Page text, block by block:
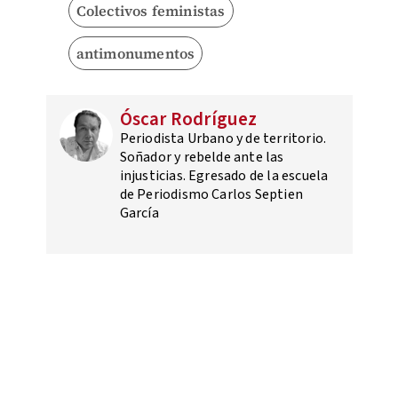
Colectivos feministas
antimonumentos
Óscar Rodríguez
Periodista Urbano y de territorio.
Soñador y rebelde ante las
injusticias. Egresado de la escuela
de Periodismo Carlos Septien
García